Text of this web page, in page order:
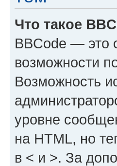
Что такое
BBCode — это
возможности
Возможность
уровне
на HTML, но
в < и >. За